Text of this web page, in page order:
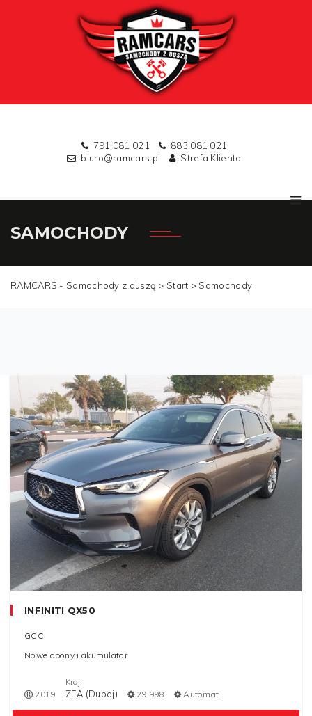
791 081 021
883 081 021
biuro@ramcars.pl
Strefa Klienta
SAMOCHODY
RAMCARS - Samochody z duszą > Start > Samochody
INFINITI QX50
GCC
Nowe opony i akumulator
2019
Kraj
ZEA (Dubaj) 29,998 Automat